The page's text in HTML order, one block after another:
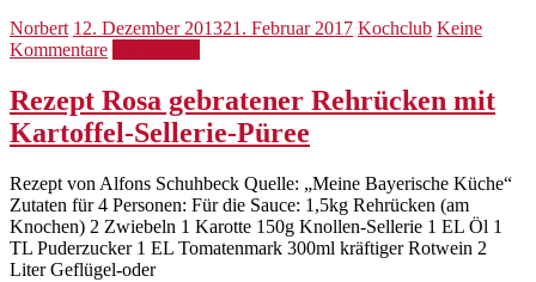
Norbert 12. Dezember 201321. Februar 2017 Kochclub Keine
Kommentare
Rezept Rosa gebratener Rehrücken mit
Kartoffel-Sellerie-Püree
Rezept von Alfons Schuhbeck Quelle: „Meine Bayerische Küche“
Zutaten für 4 Personen: Für die Sauce: 1,5kg Rehrücken (am
Knochen) 2 Zwiebeln 1 Karotte 150g Knollen-Sellerie 1 EL Öl 1
TL Puderzucker 1 EL Tomatenmark 300ml kräftiger Rotwein 2
Liter Geflügel-oder